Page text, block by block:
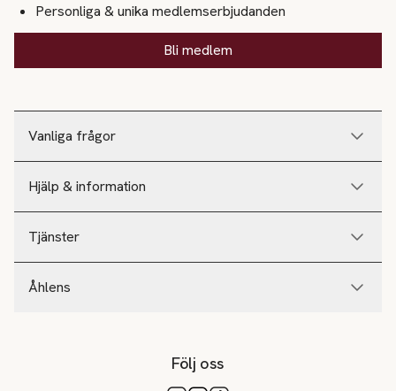
Vanliga frågor
Hjälp & information
Tjänster
Åhlens
Personliga & unika medlemserbjudanden
Bli medlem
Följ oss